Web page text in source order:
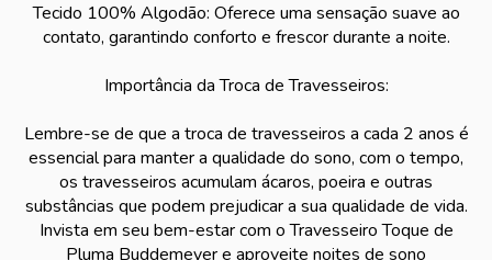
Tecido 100% Algodão: Oferece uma sensação suave ao
contato, garantindo conforto e frescor durante a noite.
Importância da Troca de Travesseiros:
Lembre-se de que a troca de travesseiros a cada 2 anos é
essencial para manter a qualidade do sono, com o tempo,
os travesseiros acumulam ácaros, poeira e outras
substâncias que podem prejudicar a sua qualidade de vida.
Invista em seu bem-estar com o Travesseiro Toque de
Pluma Buddemeyer e aproveite noites de sono